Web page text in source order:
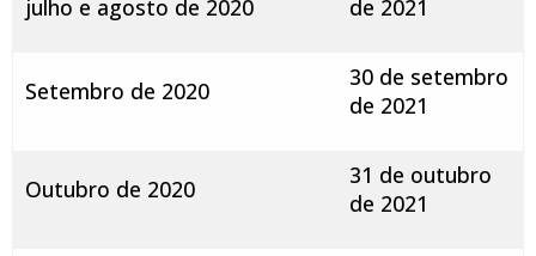
julho e agosto de 2020
de 2021
Setembro de 2020
30 de setembro
de 2021
Outubro de 2020
31 de outubro
de 2021